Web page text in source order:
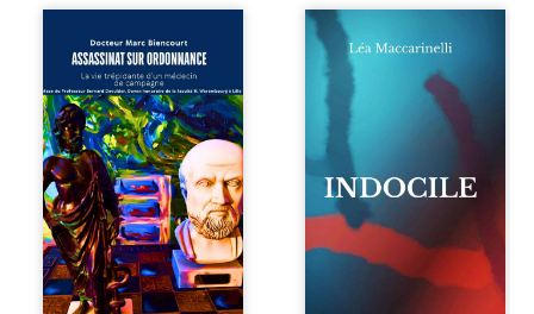
Assassinat sur
ordonnance – La
vie trépidante
d’un médecin de
campagne est la
réédition enrichie
et actualisée du
témoignage du
Docteur Marc
Biencourt, ancien
médecin de
famille, qui revient
sur son parcours
médical, syndical
Quatre parties.
Quatre refus.
Quatre visages
d’une existence en
friction. Entre les
silences qu’on ne
déchiffre pas, les
amours qu’on
dérange, les corps
qu’on administre
et les liens qu’on
sabote, cet
ouvrage parle à